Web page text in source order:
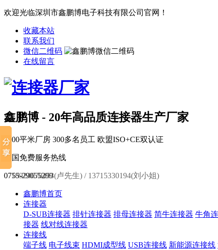
欢迎光临深圳市鑫鹏博电子科技有限公司官网！
收藏本站
联系我们
微信二维码
在线留言
鑫鹏博 - 20年高品质连接器生产厂家
6000平米厂房 300多名员工 欧盟ISO+CE双认证
全国免费服务热线
0755-29055299
18924670453(卢先生) / 13715330194(刘小姐)
鑫鹏博首页
连接器
D-SUB连接器 排针连接器 排母连接器 简牛连接器 牛角
接器 线对线连接器
连接线
端子线 电子线束 HDMI成型线 USB连接线 新能源连接线